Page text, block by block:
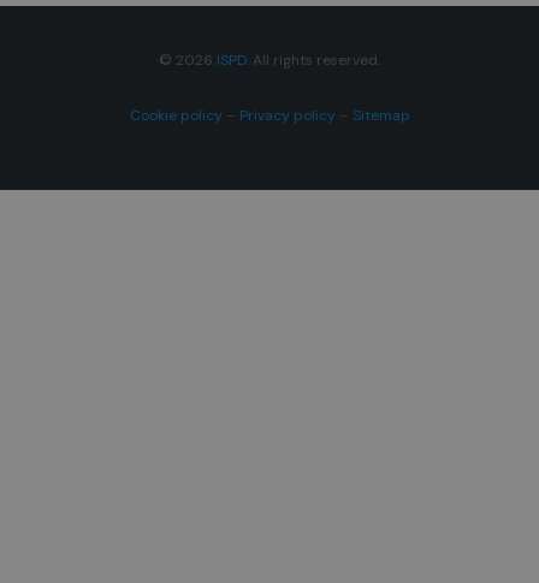
© 2026 ISPD . All rights reserved.
Cookie policy – Privacy policy – Sitemap